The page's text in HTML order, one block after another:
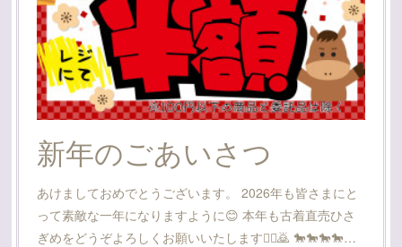
新年のごあいさつ
あけましておめでとうございます。 2026年も皆さまにと
って素敵な一年になりますように😊 本年も古着直売ひさ
ぎめをどうぞよろしくお願いいたします🙇‍♂️🙇 🐎🐎🐎🐎…